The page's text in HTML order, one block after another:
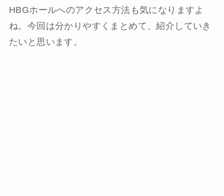
HBGホールへのアクセス方法も気になりますよ
ね。今回は分かりやすくまとめて、紹介していき
たいと思います。